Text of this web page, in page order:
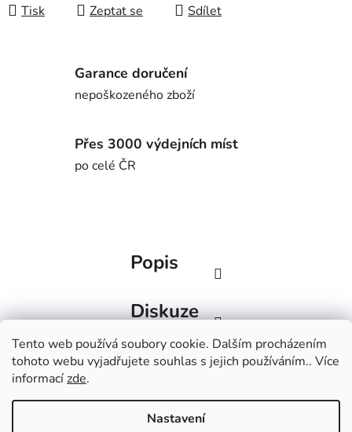
Tento web používá soubory cookie. Dalším procházením
tohoto webu vyjadřujete souhlas s jejich používáním.. Více
informacízde.
Nastavení
Tisk Zeptat se Sdílet
Garance doručení
nepoškozeného zboží
Přes 3000 výdejních míst
po celé ČR
Popis
Diskuze